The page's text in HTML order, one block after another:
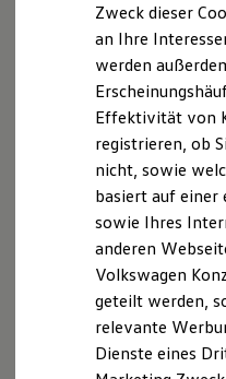
Laden
Laden
Laden
Batterie
Sicherheit
Garantie
Technologie
Kosten und Kauf
E-Auto-
Software und
Die ID.
ID.
Digitale
Serviceanfrage
Zweck dieser
an Ihre
werden
Effektivität von
registrieren, ob
nicht, sowie
basiert auf
sowie Ihres
anderen
Volkswagen
geteilt werden,
relevante
Dienste eines